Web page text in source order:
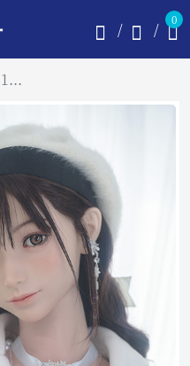
0
FUDOLL 161cm Eカップ 36ヘッド 兰枝 リアルドール